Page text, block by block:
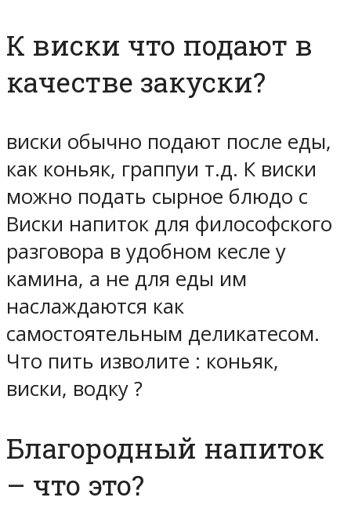
К виски что подают в
качестве закуски?
виски обычно подают после еды,
как коньяк, граппуи т.д. К виски
можно подать сырное блюдо с
Виски напиток для философского
разговора в удобном кесле у
камина, а не для еды им
наслаждаются как
самостоятельным деликатесом.
Что пить изволите : коньяк,
виски, водку ?
Благородный напиток
– что это?